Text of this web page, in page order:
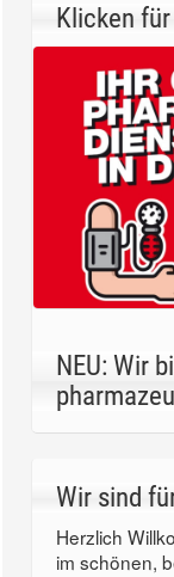
Klicken
NEU: Wir
Wir sind
Herzlich
im schönen,